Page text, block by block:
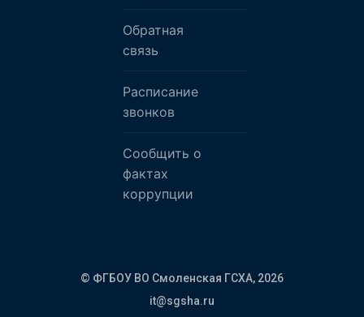
Обратная
связь
Расписание
звонков
Сообщить о
фактах
коррупции
© ФГБОУ ВО Смоленская ГСХА, 2026
it@sgsha.ru